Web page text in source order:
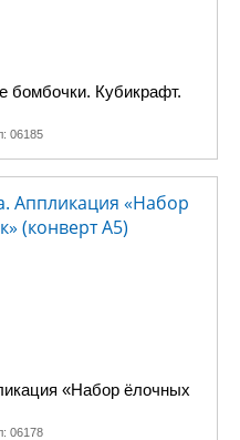
бомбочки. Кубикрафт.
06185
«Набор ёлочных
06178